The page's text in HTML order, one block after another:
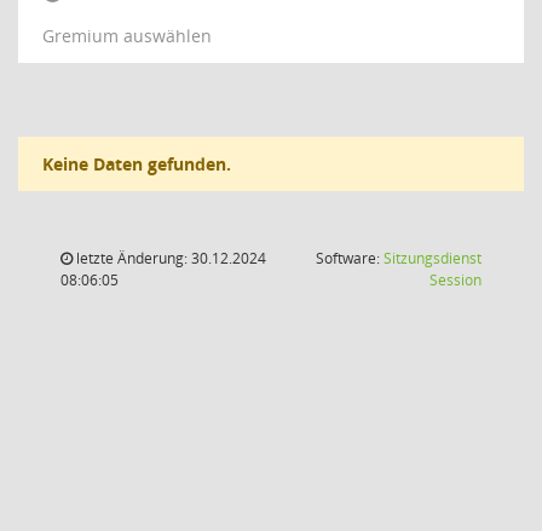
Gremium auswählen
Keine Daten gefunden.
letzte Änderung: 30.12.2024
08:06:05
Software:Sitzungsdienst
Session(Wird in